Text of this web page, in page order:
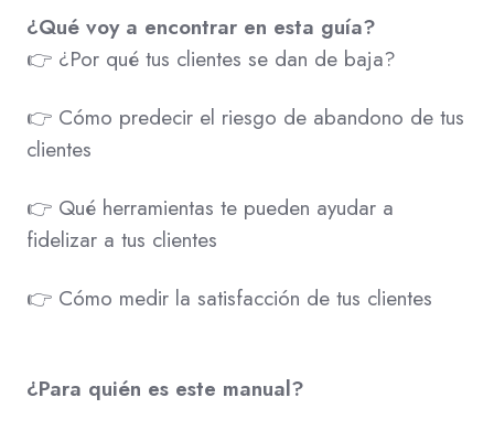
¿Qué voy a encontrar en esta guía?
👉 ¿Por qué tus clientes se dan de baja?
👉 Cómo predecir el riesgo de abandono de tus
clientes
👉 Qué herramientas te pueden ayudar a
fidelizar a tus clientes
👉 Cómo medir la satisfacción de tus clientes
¿Para quién es este manual?